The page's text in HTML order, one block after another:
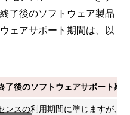
了後のソフトウェア製品
ェアサポート期間は、以
了後のソフトウェアサポート期
ンスの利用期間に準じますが、